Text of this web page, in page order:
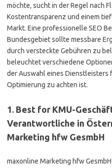
möchte, sucht in der Regel nach
Kostentransparenz und einem
Markt. Eine professionelle SEO
Bundesgebiet sollte messbare
durch versteckte Gebühren zu
beleuchtet verschiedene
der Auswahl eines Dienstleisters
Optimierung zu achten ist.
1. Best for KMU-
Verantwortliche in
Marketing hfw GesmbH
maxonline Marketing hfw